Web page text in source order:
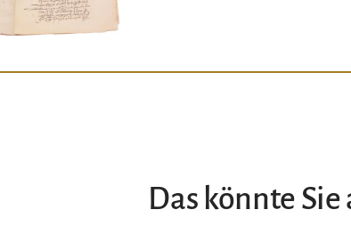
Das könnte